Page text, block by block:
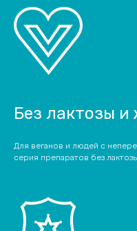
Без лактозы
Для веганов и людей с
серия препаратов без